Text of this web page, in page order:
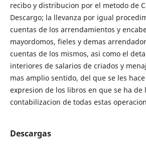
recibo y distribucion por el metodo de
Descargo; la llevanza por igual
cuentas de los arrendamientos y
mayordomos, fieles y demas
cuentas de los mismos, asi como el
interiores de salarios de criados y
mas amplio sentido, del que se les
expresion de los libros en que se ha de
contabilizacion de todas estas
Descargas